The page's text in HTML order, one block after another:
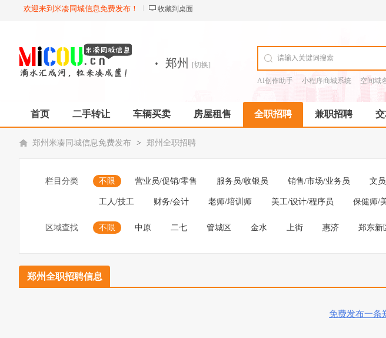
欢迎来到米凑同城信息免费发布！ 收藏到桌面
· 郑州
[切换]
AI创作助手
小程序商城系统 空间域
首页 二手转让 车辆买卖 房屋租售 全职招聘 兼职招聘
郑州米凑同城信息免费发布 > 郑州全职招聘
栏目分类 不限 营业员/促销/零售 服务员/收银员 销售/市场/业务员 文
工人/技工 财务/会计 老师/培训师 美工/设计/程序员 保健师/
区域查找 不限 中原 二七 管城区 金水 上街 惠济 郑东新
郑州全职招聘信息
免费发布一条